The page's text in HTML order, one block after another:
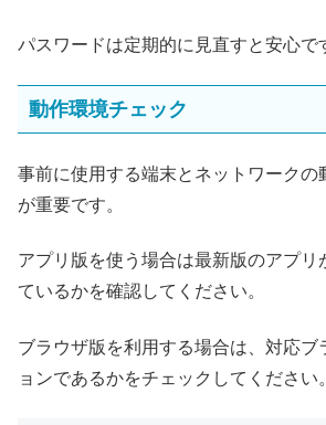
パスワードは定期的に見直すと安心で
動作環境チェック
事前に使用する端末とネットワークの
が重要です。
アプリ版を使う場合は最新版のアプリ
ているかを確認してください。
ブラウザ版を利用する場合は、対応ブ
ョンであるかをチェックしてください。